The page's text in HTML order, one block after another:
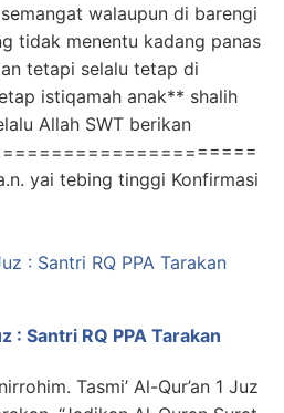
walaupun di barengi
tidak menentu kadang panas
tetapi selalu tetap di
istiqamah anak** shalih
Allah SWT berikan
=====================
yai tebing tinggi Konfirmasi
: Santri RQ PPA Tarakan
Tasmi’ Al-Qur’an 1 Juz